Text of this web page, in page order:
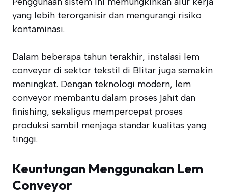
yang lebih terorganisir dan mengurangi risiko
kontaminasi.
Dalam beberapa tahun terakhir, instalasi lem
conveyor di sektor tekstil di Blitar juga semakin
meningkat. Dengan teknologi modern, lem
conveyor membantu dalam proses jahit dan
finishing, sekaligus mempercepat proses
produksi sambil menjaga standar kualitas yang
tinggi.
Keuntungan Menggunakan Lem
Conveyor